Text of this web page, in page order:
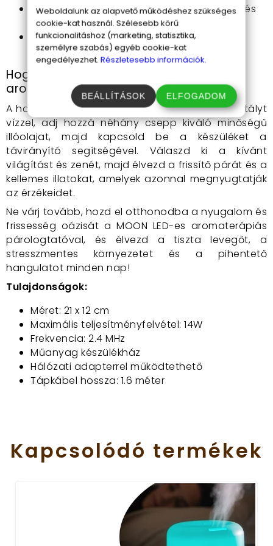
Időzíthető kikapcsolás: energiahatékony és
praktikus.
Praktikus aromaterápiás eszköz
stresszoldásban és a pihenésben.
Hogyan használd a MOON LED-es
aromaterápiás párologtatót?
A használat rendkívül egyszerű. Töltsd fel a tartályt
vízzel, adj hozzá néhány csepp kiváló minőségű
illóolajat, majd kapcsold be a készüléket a
távirányító segítségével. Válaszd ki a kívánt
világítást és zenét, majd élvezd a frissítő párát és a
kellemes illatokat, amelyek azonnal megnyugtatják
az érzékeidet.
Ne várj tovább, hozd el otthonodba a nyugalom és
frissesség oázisát a MOON LED-es aromaterápiás
párologtatóval, és élvezd a tiszta levegőt, a
stresszmentes környezetet és a pihentető
hangulatot minden nap!
Tulajdonságok:
Méret: 21 x 12 cm
Maximális teljesítményfelvétel: 14W
Frekvencia: 2.4 MHz
Műanyag készülékház
Hálózati adapterrel működtethető
Tápkábel hossza: 1.6 méter
Kapcsolódó termékek
Weboldalunk az alapvető működéshez szükséges
cookie-kat használ. Szélesebb körű
funkcionalitáshoz (marketing, statisztika,
személyre szabás) egyéb cookie-kat
engedélyezhet. Részletesebb információk.
BEÁLLÍTÁSOK ELFOGADOM